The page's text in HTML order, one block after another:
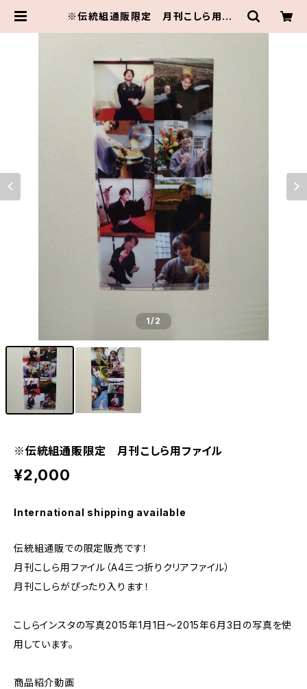
※伝統組通販限定 月刊こしら用ファ
1/2
※伝統組通販限定 月刊こしら用ファイル
¥2,000
International shipping available
伝統組通販での限定販売です！
月刊こしら用ファイル（A4三つ折りクリアファイル）
月刊こしらがぴったり入ります！
こしらインスタの写真2015年1月1日～2015年6月3日の写真を使
用しています。
商品紹介動画